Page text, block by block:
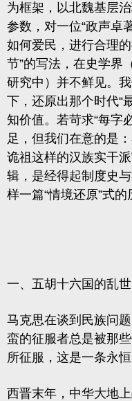
为框架，以北魏基层
参数，对一位“政声卓
如何爱民，进行合理
节”的写法，在史学界
研究中）并不鲜见。
下，还原出那个时代“
知价值。若苛求“每字
足，但我们在意的是
诡祖 这样的汉族实干
辑，是经得起制度史
样一篇“情境还原”式的
一、五胡十六国的乱世
马克思在谈到民族问
蛮的征服者总是被那
所征服，这是一条永
西晋末年，中华大地